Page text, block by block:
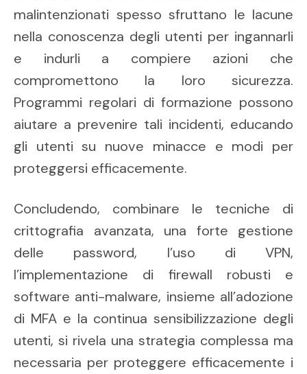
malintenzionati spesso sfruttano le lacune
nella conoscenza degli utenti per ingannarli
e indurli a compiere azioni che
compromettono la loro sicurezza.
Programmi regolari di formazione possono
aiutare a prevenire tali incidenti, educando
gli utenti su nuove minacce e modi per
proteggersi efficacemente.
Concludendo, combinare le tecniche di
crittografia avanzata, una forte gestione
delle password, l’uso di VPN,
l’implementazione di firewall robusti e
software anti-malware, insieme all’adozione
di MFA e la continua sensibilizzazione degli
utenti, si rivela una strategia complessa ma
necessaria per proteggere efficacemente i